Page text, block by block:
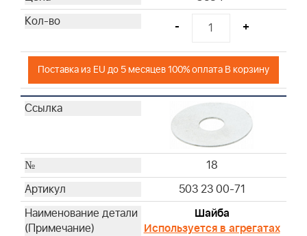
- +
Поставка из EU до 5 месяцев 100% оплата В корзину
18
503 23 00-71
Шайба
Используется в агрегатах